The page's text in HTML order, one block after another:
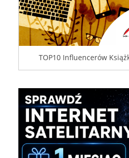
TOP10 Influencerów